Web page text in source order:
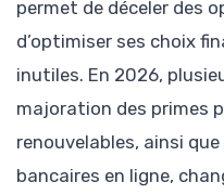
permet de déceler des
d’optimiser ses choix
inutiles. En 2026,
majoration des primes
renouvelables, ainsi que
bancaires en ligne,